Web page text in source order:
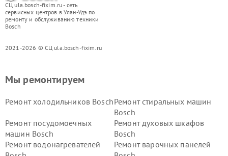
СЦ ula.bosch-fixim.ru - сеть
сервисных центров в Улан-Удэ по
ремонту и обслуживанию техники
Bosch
2021-2026 © СЦ ula.bosch-fixim.ru
Мы ремонтируем
Ремонт холодильников BoschРемонт стиральных машин
Bosch
Ремонт посудомоечных
машин Bosch
Ремонт духовых шкафов
Bosch
Ремонт водонагревателей
Ремонт варочных панелей